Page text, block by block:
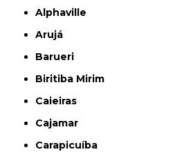
Alphaville
Arujá
Barueri
Biritiba Mirim
Caieiras
Cajamar
Carapicuíba